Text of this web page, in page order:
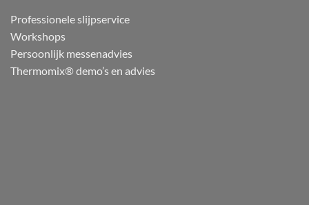
Professionele slijpservice
Workshops
Persoonlijk messenadvies
Thermomix® demo’s en advies